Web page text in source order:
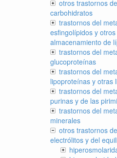
otros trastornos
carbohidratos
trastornos del
esfingolípidos y
almacenamiento de
trastornos del
glucoproteínas
trastornos del
lipoproteínas y otras
trastornos del
purinas y de las
trastornos del
minerales
otros trastornos
electrólitos y del